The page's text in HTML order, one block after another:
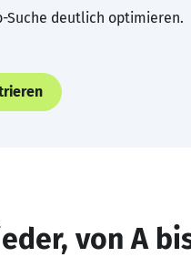
Suche deutlich optimieren.
von A